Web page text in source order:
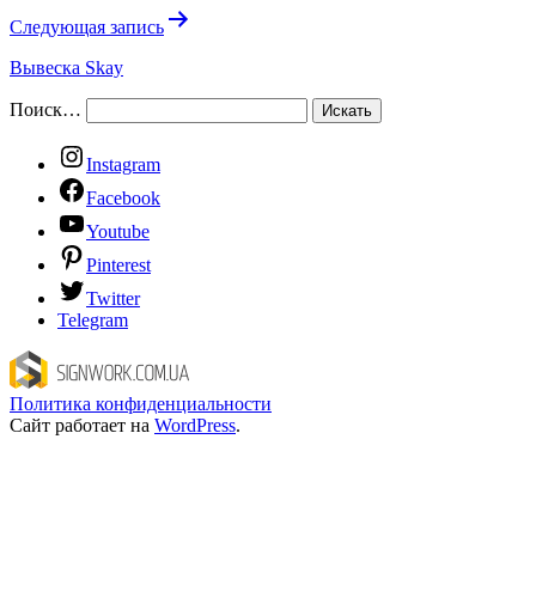
Следующая запись
Вывеска Skay
Поиск…
Instagram
Facebook
Youtube
Pinterest
Twitter
Telegram
Политика конфиденциальности
Сайт работает на WordPress.